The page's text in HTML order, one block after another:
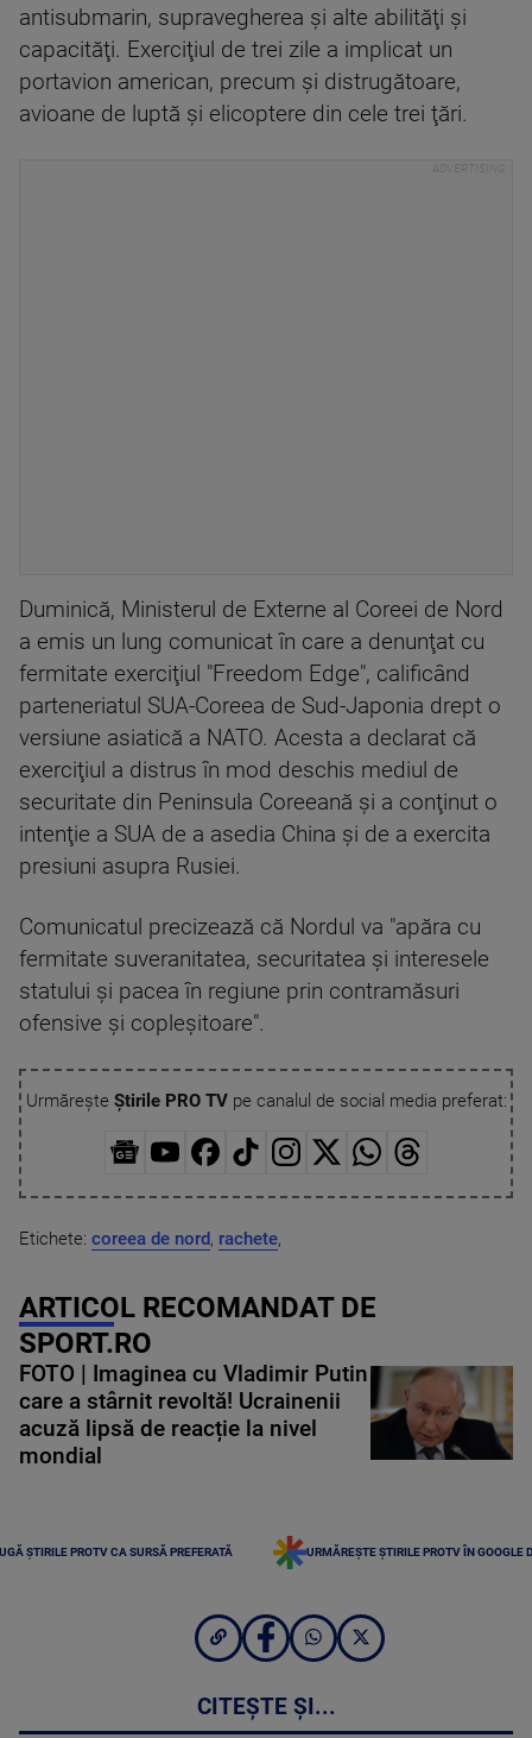
antisubmarin, supravegherea şi alte abilităţi şi
capacităţi. Exerciţiul de trei zile a implicat un
portavion american, precum şi distrugătoare,
avioane de luptă şi elicoptere din cele trei ţări.
Duminică, Ministerul de Externe al Coreei de Nord
a emis un lung comunicat în care a denunţat cu
fermitate exerciţiul "Freedom Edge", calificând
parteneriatul SUA-Coreea de Sud-Japonia drept o
versiune asiatică a NATO. Acesta a declarat că
exerciţiul a distrus în mod deschis mediul de
securitate din Peninsula Coreeană şi a conţinut o
intenţie a SUA de a asedia China şi de a exercita
presiuni asupra Rusiei.
Comunicatul precizează că Nordul va "apăra cu
fermitate suveranitatea, securitatea şi interesele
statului şi pacea în regiune prin contramăsuri
ofensive şi copleşitoare".
Urmărește Știrile PRO TVpe canalul de social media preferat:
Etichete: coreea de nord, rachete,
ARTICOL RECOMANDAT DE
SPORT.RO
FOTO | Imaginea cu Vladimir Putin
care a stârnit revoltă! Ucrainenii
acuză lipsă de reacție la nivel
mondial
ȘTIRILE PROTV CA SURSĂ PREFERATĂ URMĂREȘTE ȘTIRILE PROTV ÎN GOOGLE
CITEȘTE ȘI...